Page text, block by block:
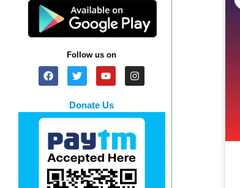
Follow us on
Donate Us